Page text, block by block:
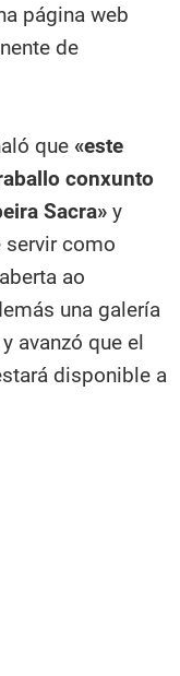
página web
de
que «este
conxunto
Sacra» y
servir como
ao
una galería
avanzó que el
disponible a